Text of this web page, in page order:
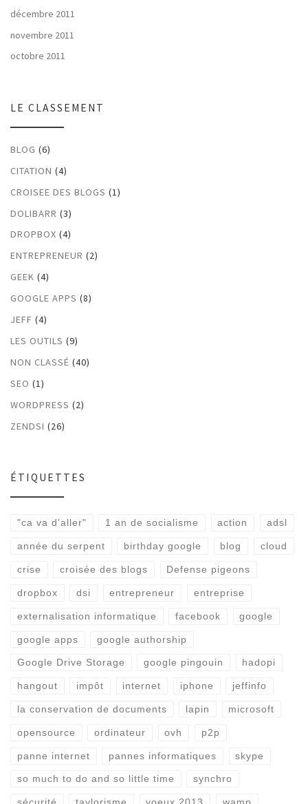
décembre 2011
novembre 2011
octobre 2011
LE CLASSEMENT
BLOG (6)
CITATION (4)
CROISEE DES BLOGS (1)
DOLIBARR (3)
DROPBOX (4)
ENTREPRENEUR (2)
GEEK (4)
GOOGLE APPS (8)
JEFF (4)
LES OUTILS (9)
NON CLASSÉ (40)
SEO (1)
WORDPRESS (2)
ZENDSI (26)
ÉTIQUETTES
"ca va d'aller" 1 an de socialisme action adsl
année du serpent birthday google blog cloud
crise croisée des blogs Defense pigeons
dropbox dsi entrepreneur entreprise
externalisation informatique facebook google
google apps google authorship
Google Drive Storage google pingouin hadopi
hangout impôt internet iphone jeffinfo
la conservation de documents lapin microsoft
opensource ordinateur ovh p2p
panne internet pannes informatiques skype
so much to do and so little time synchro